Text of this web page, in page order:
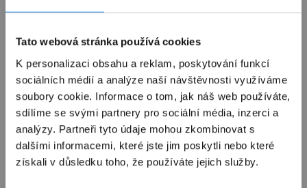
Tato webová stránka používá cookies
K personalizaci obsahu a reklam, poskytování funkcí
sociálních médií a analýze naší návštěvnosti využíváme
soubory cookie. Informace o tom, jak náš web používáte,
sdílíme se svými partnery pro sociální média, inzerci a
analýzy. Partneři tyto údaje mohou zkombinovat s
dalšími informacemi, které jste jim poskytli nebo které
získali v důsledku toho, že používáte jejich služby.
Lokátory
Snadný způsob, jak mít své cennosti pod